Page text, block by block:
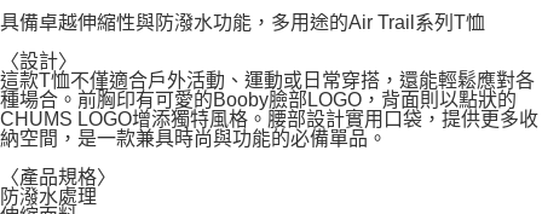
具備卓越伸縮性與防潑水功能，多用途的Air Trail系列T恤
〈設計〉
這款T恤不僅適合戶外活動、運動或日常穿搭，還能輕鬆應對各
種場合。前胸印有可愛的Booby臉部LOGO，背面則以點狀的
CHUMS LOGO增添獨特風格。腰部設計實用口袋，提供更多收
納空間，是一款兼具時尚與功能的必備單品。
〈產品規格〉
防潑水處理